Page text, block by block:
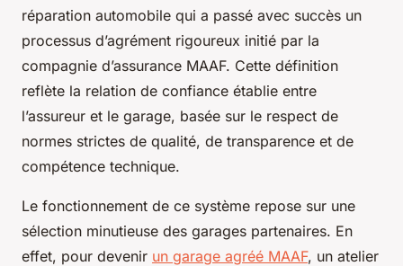
réparation automobile qui a passé avec succès un
processus d’agrément rigoureux initié par la
compagnie d’assurance MAAF. Cette définition
reflète la relation de confiance établie entre
l’assureur et le garage, basée sur le respect de
normes strictes de qualité, de transparence et de
compétence technique.
Le fonctionnement de ce système repose sur une
sélection minutieuse des garages partenaires. En
effet, pour devenir un garage agréé MAAF, un atelier